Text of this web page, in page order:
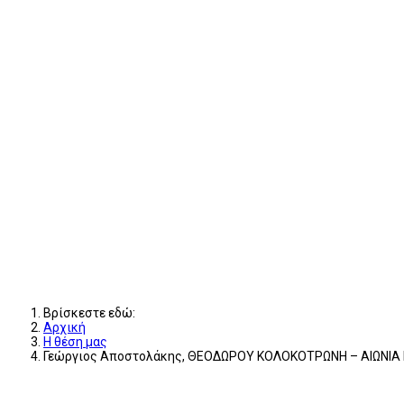
Βρίσκεστε εδώ:
Αρχική
Η θέση μας
Γεώργιος Αποστολάκης, ΘΕΟΔΩΡΟΥ ΚΟΛΟΚΟΤΡΩΝΗ –